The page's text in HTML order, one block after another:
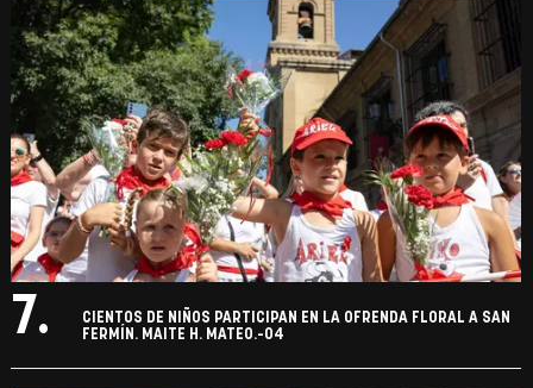
7.
CIENTOS DE NIÑOS PARTICIPAN EN LA OFRENDA FLORAL A SAN
FERMÍN. MAITE H. MATEO.-04